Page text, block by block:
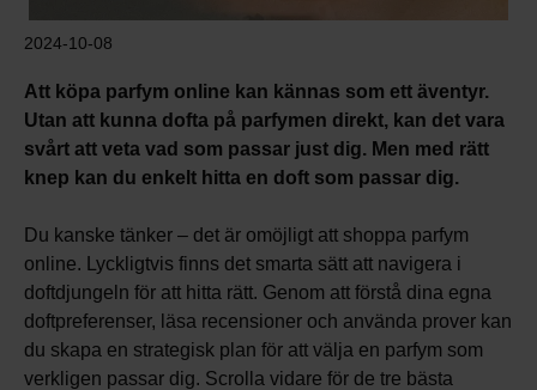
2024-10-08
Att köpa parfym online kan kännas som ett äventyr.
Utan att kunna dofta på parfymen direkt, kan det vara
svårt att veta vad som passar just dig. Men med rätt
knep kan du enkelt hitta en doft som passar dig.
Du kanske tänker – det är omöjligt att shoppa parfym
online. Lyckligtvis finns det smarta sätt att navigera i
doftdjungeln för att hitta rätt. Genom att förstå dina egna
doftpreferenser, läsa recensioner och använda prover kan
du skapa en strategisk plan för att välja en parfym som
verkligen passar dig. Scrolla vidare för de tre bästa